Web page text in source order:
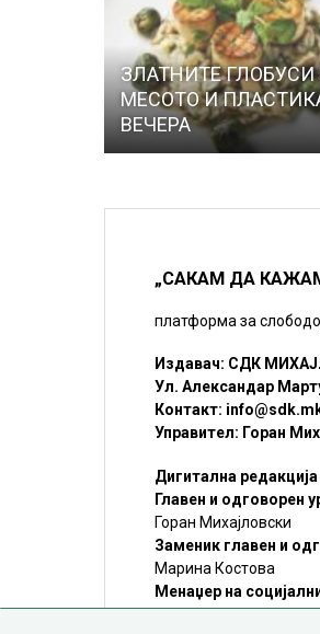
ЗЛАТНИТЕ
МЕСОТО И
ВЕЧЕРА
„САКАМ ДА
платформа за
Издавач: СДК
Ул. Александар
Контакт:
Управител: Горан
Дигитална
Главен и одговорен
Горан Михајловски
Заменик главен и
Марина Костова
Менаџер на
Мирослав Илиоски